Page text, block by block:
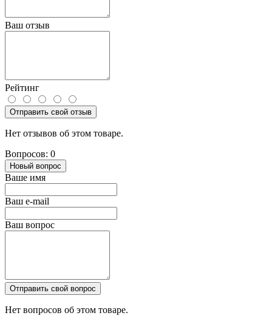
Ваш отзыв
Рейтинг
Отправить свой отзыв
Нет отзывов об этом товаре.
Вопросов: 0
Новый вопрос
Ваше имя
Ваш e-mail
Ваш вопрос
Отправить свой вопрос
Нет вопросов об этом товаре.